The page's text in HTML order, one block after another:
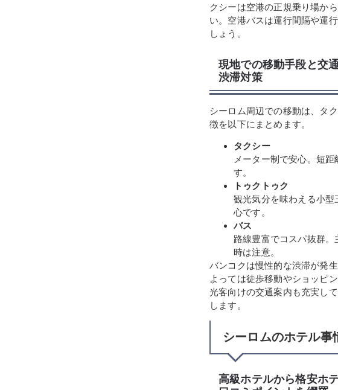
クシーは空港の正規乗り場か
い。空港バスは運行間隔や運
しょう。
現地での移動手段と交
渋滞対策
シーロム周辺での移動は、タ
徴を以下にまとめます。
タクシー
メーター制で安心。短
す。
トゥクトゥク
観光気分を味わえる小
心です。
バス
路線豊富でコスパ抜群
時は注意。
バンコクは慢性的な渋滞が発生
よっては徒歩移動やショッピ
光客向けの交通案内も充実し
します。
シーロムのホテル事
高級ホテルから格安ホ